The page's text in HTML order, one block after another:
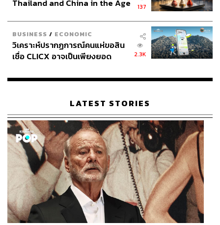
Thailand and China in the Age
137
BUSINESS / ECONOMIC
วิเคราะห์ปรากฏการณ์คนแห่ขอสิน
เชื่อ CLICX อาจเป็นเพียงยอด
เรือนไทยที่ถูกซุกไว้
2.3K
LATEST STORIES